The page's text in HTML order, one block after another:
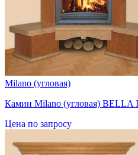
Milano (угловая)
Камин Milano (угловая) BELLA
Цена по запросу